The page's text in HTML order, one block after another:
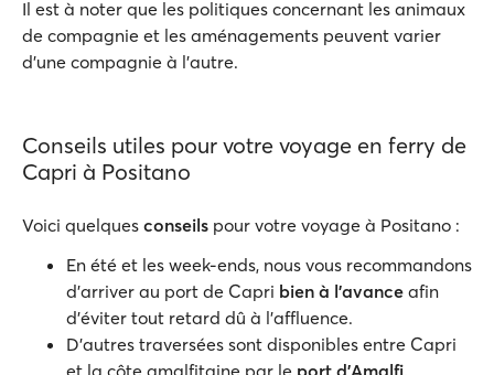
Il est à noter que les politiques concernant les animaux
de compagnie et les aménagements peuvent varier
d'une compagnie à l'autre.
Conseils utiles pour votre voyage en ferry de
Capri à Positano
Voici quelques conseils pour votre voyage à Positano :
En été et les week-ends, nous vous recommandons
d'arriver au port de Capri bien à l'avance afin
d’éviter tout retard dû à l’affluence.
D’autres traversées sont disponibles entre Capri
et la côte amalfitaine par le port d’Amalfi.